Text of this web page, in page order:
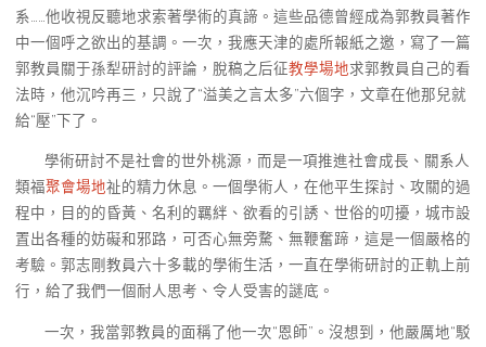
系……他收視反聽地求索著學術的真諦。這些品德曾經成為郭教員著作
中一個呼之欲出的基調。一次，我應天津的處所報紙之邀，寫了一篇
郭教員關于孫犁研討的評論，脫稿之后征教學場地求郭教員自己的看
法時，他沉吟再三，只說了“溢美之言太多”六個字，文章在他那兒就
給“壓”下了。
學術研討不是社會的世外桃源，而是一項推進社會成長、關系人
類福聚會場地祉的精力休息。一個學術人，在他平生探討、攻關的過
程中，目的的昏黃、名利的羈絆、欲看的引誘、世俗的叨擾，城市設
置出各種的妨礙和邪路，可否心無旁騖、無鞭奮蹄，這是一個嚴格的
考驗。郭志剛教員六十多載的學術生活，一直在學術研討的正軌上前
行，給了我們一個耐人思考、令人受害的謎底。
一次，我當郭教員的面稱了他一次“恩師”。沒想到，他嚴厲地“駁